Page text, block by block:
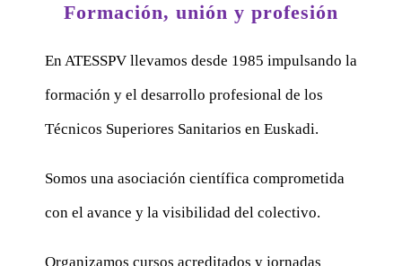
Formación, unión y profesión
En ATESSPV llevamos desde 1985 impulsando la
formación y el desarrollo profesional de los
Técnicos Superiores Sanitarios en Euskadi.
Somos una asociación científica comprometida
con el avance y la visibilidad del colectivo.
Organizamos cursos acreditados y jornadas